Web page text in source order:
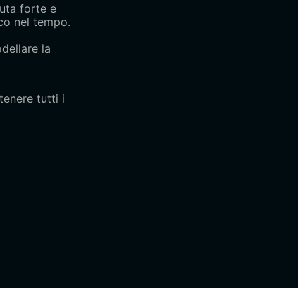
forte e
nel tempo.
la
tutti i